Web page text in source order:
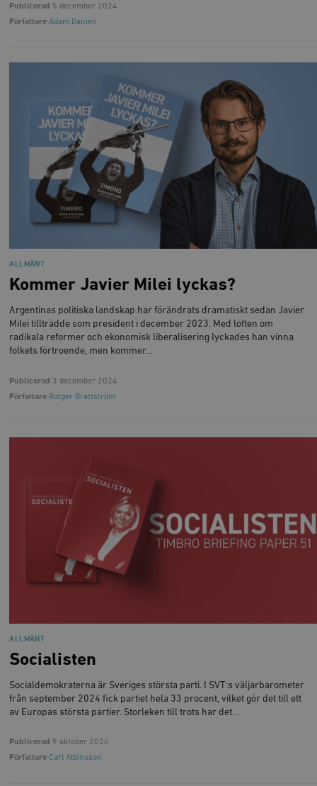
Publicerad 5 december 2024
Författare Adam Danieli
ALLMÄNT
Kommer Javier Milei lyckas?
Argentinas politiska landskap har förändrats dramatiskt sedan Javier
Milei tillträdde som president i december 2023. Med löften om
radikala reformer och ekonomisk liberalisering lyckades han vinna
folkets förtroende, men kommer…
Publicerad 3 december 2024
Författare Rutger Brattström
ALLMÄNT
Socialisten
Socialdemokraterna är Sveriges största parti. I SVT:s väljarbarometer
från september 2024 fick partiet hela 33 procent, vilket gör det till ett
av Europas största partier. Storleken till trots har det…
Publicerad 9 oktober 2024
Författare Carl Albinsson